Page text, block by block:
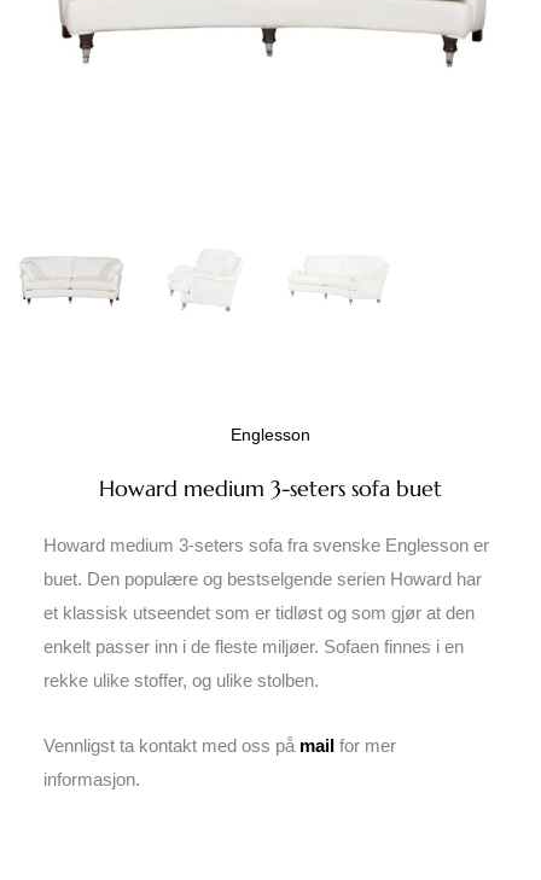
Englesson
Howard medium 3-seters sofa buet
Howard medium 3-seters sofa fra svenske Englesson er
buet. Den populære og bestselgende serien Howard har
et klassisk utseendet som er tidløst og som gjør at den
enkelt passer inn i de fleste miljøer. Sofaen finnes i en
rekke ulike stoffer, og ulike stolben.
Vennligst ta kontakt med oss på mail for mer
informasjon.